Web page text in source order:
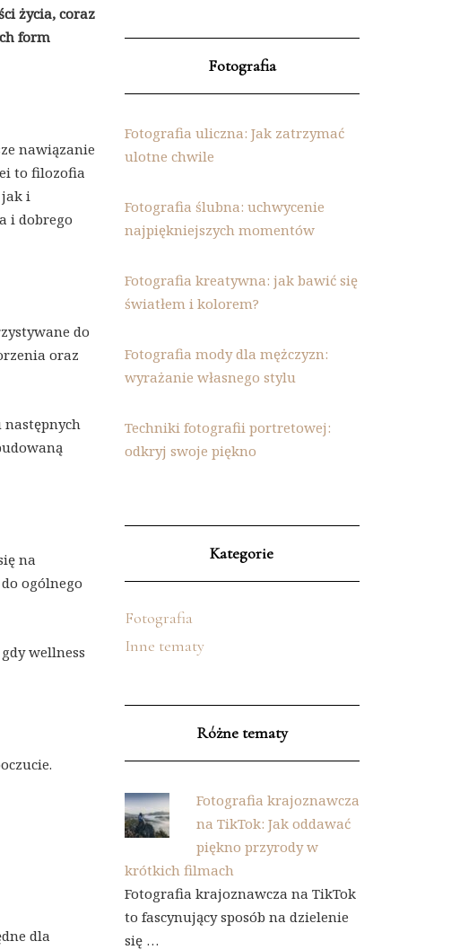
życia, coraz
form
nawiązanie
to filozofia
i
i dobrego
do
oraz
następnych
na
ogólnego
wellness
dla
Fotografia
Fotografia uliczna: Jak zatrzymać
ulotne chwile
Fotografia ślubna: uchwycenie
najpiękniejszych momentów
Fotografia kreatywna: jak bawić się
światłem i kolorem?
Fotografia mody dla mężczyzn:
wyrażanie własnego stylu
Techniki fotografii portretowej:
odkryj swoje piękno
Kategorie
Fotografia
Inne tematy
Różne tematy
Fotografia krajoznawcza
na TikTok: Jak oddawać
piękno przyrody w
krótkich filmach
Fotografia krajoznawcza na TikTok
to fascynujący sposób na dzielenie
się …